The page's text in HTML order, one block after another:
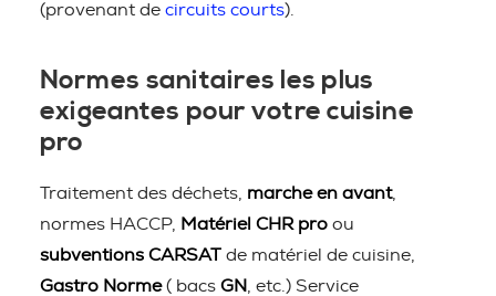
(provenant de circuits courts).
Normes sanitaires les plus
exigeantes pour votre cuisine
pro
Traitement des déchets, marche en avant,
normes HACCP,
Matériel CHR pro ou
subventions CARSAT de matériel de cuisine,
Gastro Norme( bacs GN
, etc.) Service